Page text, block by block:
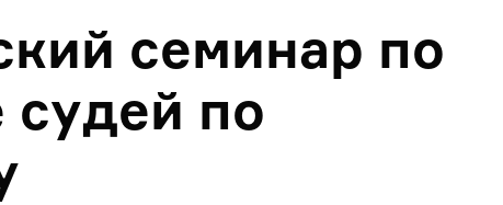
семинар по
судей по